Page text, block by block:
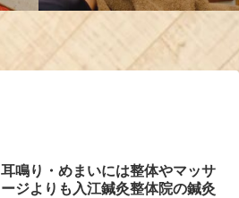
耳鳴り・めまいには整体やマッサ
ージよりも入江鍼灸整体院の鍼灸